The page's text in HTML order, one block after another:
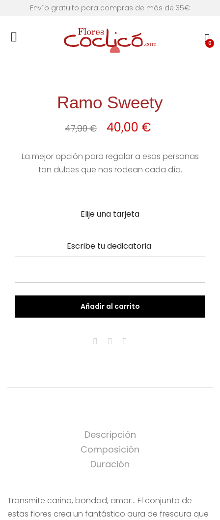
Envío gratuito para compras de más de 35€
0
Ramo Sweety
47,90€
El
original
40,00 €
actual
La mejor opción para regalar a esas personas
tan dulces que nos rodean cada día.
Elije una tarjeta
Escribe tu dedicatoria
Añadir al carrito
Descripción
Composición
Duración
Transmite cariño, bondad, amor… El conjunto de
estas flores crea un fantástico aura de frescura que